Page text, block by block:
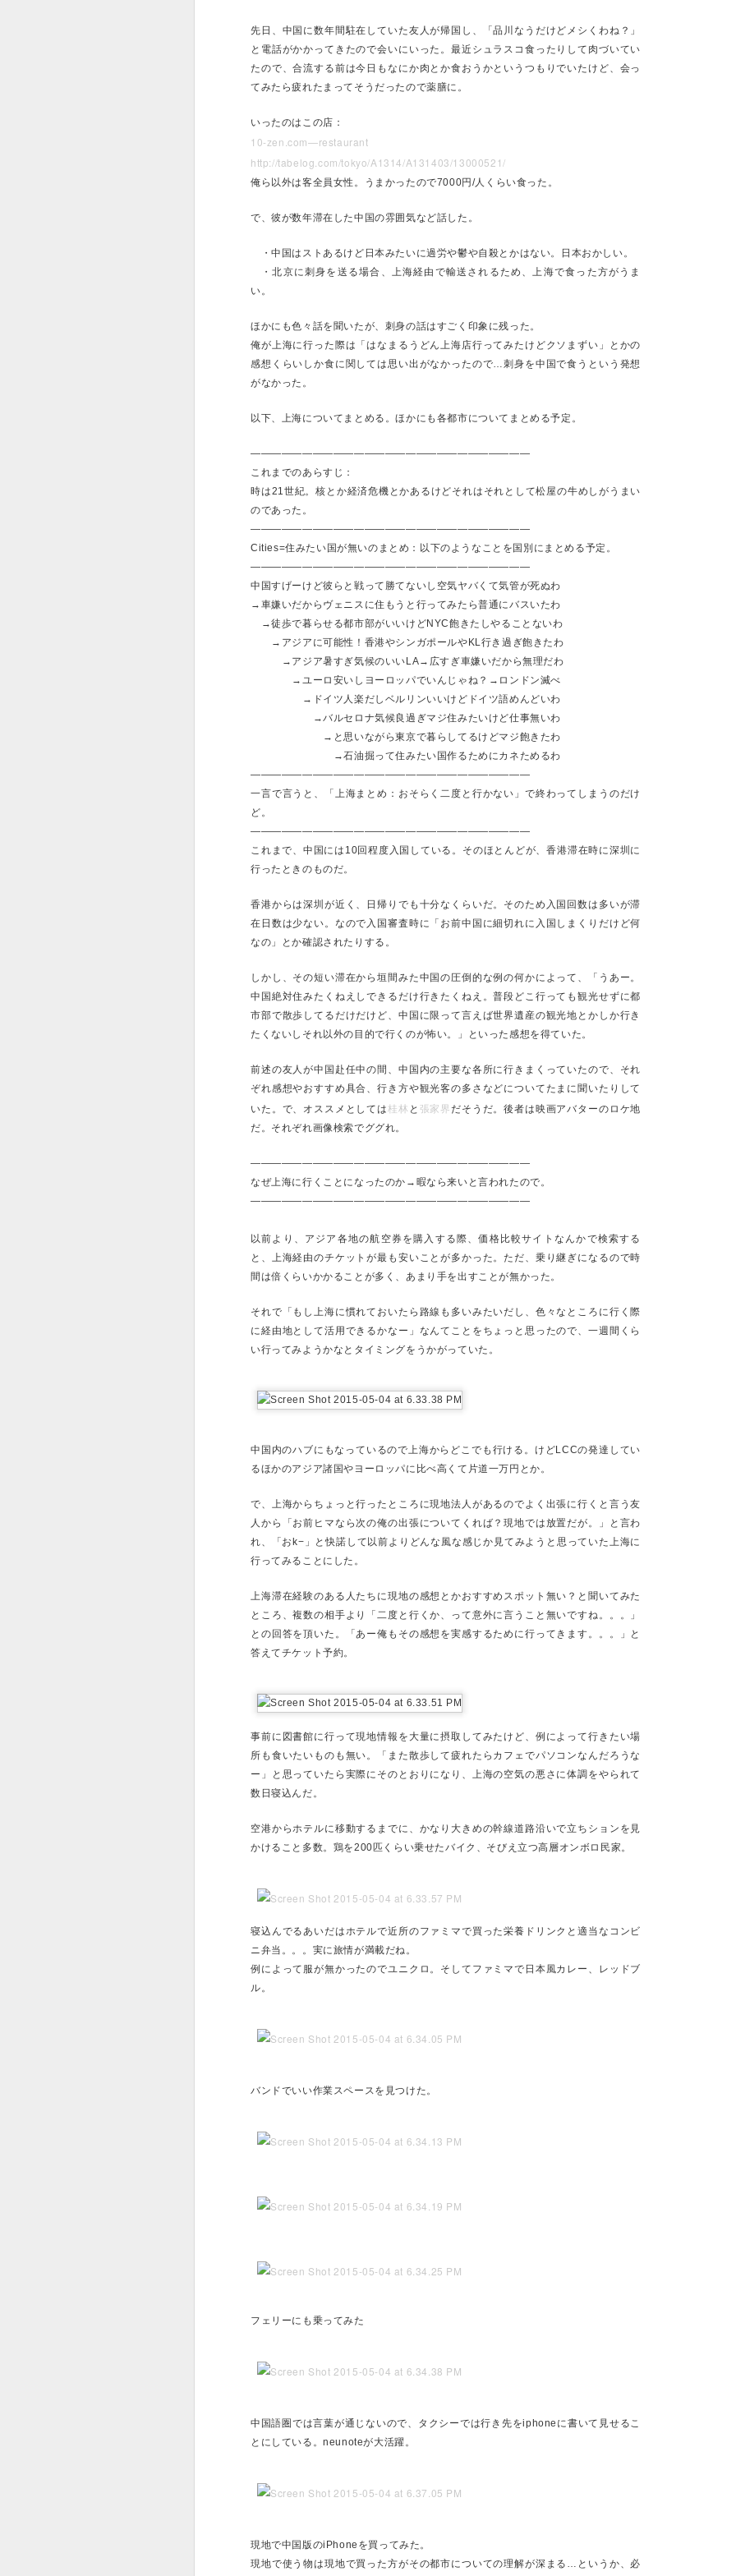
先日、中国に数年間駐在していた友人が帰国し、「品川なうだけどメシくわね？」
と電話がかかってきたので会いにいった。最近シュラスコ食ったりして肉づいてい
たので、合流する前は今日もなにか肉とか食おうかというつもりでいたけど、会っ
てみたら疲れたまってそうだったので薬膳に。
いったのはこの店：
10-zen.com—restaurant
http://tabelog.com/tokyo/A1314/A131403/13000521/
俺ら以外は客全員女性。うまかったので7000円/人くらい食った。
で、彼が数年滞在した中国の雰囲気など話した。
・中国はストあるけど日本みたいに過労や鬱や自殺とかはない。日本おかしい。
・北京に刺身を送る場合、上海経由で輸送されるため、上海で食った方がうま
い。
ほかにも色々話を聞いたが、刺身の話はすごく印象に残った。
俺が上海に行った際は「はなまるうどん上海店行ってみたけどクソまずい」とかの
感想くらいしか食に関しては思い出がなかったので…刺身を中国で食うという発想
がなかった。
以下、上海についてまとめる。ほかにも各都市についてまとめる予定。
———————————————————————————
これまでのあらすじ：
時は21世紀。核とか経済危機とかあるけどそれはそれとして松屋の牛めしがうまい
のであった。
———————————————————————————
Cities=住みたい国が無いのまとめ：以下のようなことを国別にまとめる予定。
———————————————————————————
中国すげーけど彼らと戦って勝てないし空気ヤバくて気管が死ぬわ
→車嫌いだからヴェニスに住もうと行ってみたら普通にバスいたわ
→徒歩で暮らせる都市部がいいけどNYC飽きたしやることないわ
→アジアに可能性！香港やシンガポールやKL行き過ぎ飽きたわ
→アジア暑すぎ気候のいいLA→広すぎ車嫌いだから無理だわ
→ユーロ安いしヨーロッパでいんじゃね？→ロンドン滅べ
→ドイツ人楽だしベルリンいいけどドイツ語めんどいわ
→バルセロナ気候良過ぎマジ住みたいけど仕事無いわ
→と思いながら東京で暮らしてるけどマジ飽きたわ
→石油掘って住みたい国作るためにカネためるわ
———————————————————————————
一言で言うと、「上海まとめ：おそらく二度と行かない」で終わってしまうのだけ
ど。
———————————————————————————
これまで、中国には10回程度入国している。そのほとんどが、香港滞在時に深圳に
行ったときのものだ。
香港からは深圳が近く、日帰りでも十分なくらいだ。そのため入国回数は多いが滞
在日数は少ない。なので入国審査時に「お前中国に細切れに入国しまくりだけど何
なの」とか確認されたりする。
しかし、その短い滞在から垣間みた中国の圧倒的な例の何かによって、「うあー。
中国絶対住みたくねえしできるだけ行きたくねえ。普段どこ行っても観光せずに都
市部で散歩してるだけだけど、中国に限って言えば世界遺産の観光地とかしか行き
たくないしそれ以外の目的で行くのが怖い。」といった感想を得ていた。
前述の友人が中国赴任中の間、中国内の主要な各所に行きまくっていたので、それ
ぞれ感想やおすすめ具合、行き方や観光客の多さなどについてたまに聞いたりして
いた。で、オススメとしては桂林 と 張家界だそうだ。後者は映画アバターのロケ地
だ。それぞれ画像検索でググれ。
———————————————————————————
なぜ上海に行くことになったのか→暇なら来いと言われたので。
———————————————————————————
以前より、アジア各地の航空券を購入する際、価格比較サイトなんかで検索する
と、上海経由のチケットが最も安いことが多かった。ただ、乗り継ぎになるので時
間は倍くらいかかることが多く、あまり手を出すことが無かった。
それで「もし上海に慣れておいたら路線も多いみたいだし、色々なところに行く際
に経由地として活用できるかなー」なんてことをちょっと思ったので、一週間くら
い行ってみようかなとタイミングをうかがっていた。
中国内のハブにもなっているので上海からどこでも行ける。けどLCCの発達してい
るほかのアジア諸国やヨーロッパに比べ高くて片道一万円とか。
で、上海からちょっと行ったところに現地法人があるのでよく出張に行くと言う友
人から「お前ヒマなら次の俺の出張についてくれば？現地では放置だが。」と言わ
れ、「おk−」と快諾して以前よりどんな風な感じか見てみようと思っていた上海に
行ってみることにした。
上海滞在経験のある人たちに現地の感想とかおすすめスポット無い？と聞いてみた
ところ、複数の相手より「二度と行くか、って意外に言うこと無いですね。。。」
との回答を頂いた。「あー俺もその感想を実感するために行ってきます。。。」と
答えてチケット予約。
事前に図書館に行って現地情報を大量に摂取してみたけど、例によって行きたい場
所も食いたいものも無い。「また散歩して疲れたらカフェでパソコンなんだろうな
ー」と思っていたら実際にそのとおりになり、上海の空気の悪さに体調をやられて
数日寝込んだ。
空港からホテルに移動するまでに、かなり大きめの幹線道路沿いで立ちションを見
かけること多数。鶏を200匹くらい乗せたバイク、そびえ立つ高層オンボロ民家。
寝込んでるあいだはホテルで近所のファミマで買った栄養ドリンクと適当なコンビ
ニ弁当。。。実に旅情が満載だね。
例によって服が無かったのでユニクロ。そしてファミマで日本風カレー、レッドブ
ル。
バンドでいい作業スペースを見つけた。
フェリーにも乗ってみた
中国語圏では言葉が通じないので、タクシーでは行き先をiphoneに書いて見せるこ
とにしている。neunoteが大活躍。
現地で中国版のiPhoneを買ってみた。
現地で使う物は現地で買った方がその都市についての理解が深まる…というか、必
屋を借り、帰宅するときは官公庁や国会から吐き出される人々が終電に向かって降りてくるの
ていき、黒海の裏くらいから歩いて帰宅している。自民党本部もその辺にあるので、世の中の
たりしていてもののあはれがある。
東京はほんとに飽きていて、でも円安すぎて旅行にも行かなくなってしまった。
来日してたので滞在ごとに数回一緒に飯を食ったりしていたら、たまたまニューヨーク出張が
もう自分はニューヨークを歩いたり、寒空の下野宿して公園の蟻に噛まれたりカフェ巡りをし
がない。アメリカの物価はアメリカの給与では賄え無さそうだし、 日本が安すぎるのでこのま
まいそうな気もしている。
それでもなんとか香港、シンガポール、マレーシア入ったけど、昔会った友達と飯を食ったり
しに行ったり、新規性がない滞在に毎回なっている。
都心での暮らしも、大学生の頃と特に変わらない。食事の単価が上がった（世の中の通貨的な
因があるが）だけで、都会暮らしにまったく新規性がない。
チナカード数枚が入っており、どこに行って何をして際限なくダラダラしていることもできる。
ック性の不要なものに囲まれた生活になっている。ミニマリストっぽい暮らしをしながら旅行
は考えられないことだ。
Posted22nd November 2025
お前の人生 A star wars story / 愛は有限 / 私は服を折って 希望の
ましょう
というわけで経営学科で社会人学生として授業を受けているわけだけど、いくつかの授業でレ
来て「よかったです！」飲み会で「共感しました！」とポジティブな感想ばかりもらった。
これは間違いなく、ブログや短文SNSで無限に一生文字を書いているので、一般の方と混ざっ
ろポエムパワーの戦闘力が比べ物にならなくて、目立つし「こんな面白い動物がおるでwww」
ノ最近始めた人と子供の頃から弾いている人くらいのスキル差はあるのだろう。
今週でもう年間の4分の1授業が終わっているので、「これをあと７セットやると卒業なのか」
で言われたのが「お前の人生、価値観をちゃんと反映させないと面白いものは書けないよ」み
でこういう会社で働いたからこのような知見isある」みたいなことを言うと、体育会系の「腹
リで先輩、講師陣から「自分の心からの文章をださないと、なんか事例を上げて綺麗にまとめ
か銀河の彼方のライトセーバーバトルをみたようなスペースオペラ顔になり「
away..」みたいな黄色い例の字幕が星空の中流れ始め、ダースベイダーが現れて、高評価がレ
られる。
それでまあ、みんな自分の好きなことをテーマに企業のアイデアを書いて提出したり、普段興
も限られているということに気づく。
先日、大学のバンドサークルにまた入ったのだけど、スタジオに入っていて、そのとき参加し
と同じ会社で働いてて、その同級生のハンコをもらわないと学費の補助が得られない」みたい
うなことがあって驚く。
「今なんか普通にサラリーマンやってしまってますけど、10代の頃は旅人になるか、ミュージ
かなと思っていて、会社員になれるような社会性がなかったので、自分でも驚いてます」のよ
れ合うやつだ、となったりしている。
愛は有限で、子供の頃ハマったもので将来に渡り呪いを受けた我々は、大人になってもスタジ
っ掻いたり木の棒で平面を叩いたりしていくしかない。
時間も愛も有限で、何か別の趣味で忙しくなる前に相手を見つけたり家族を持ったりしない場
を見つけようとし、何かにハマっていく。
Twitterにハマったり、何かのファンになったり、全国のラーメン店を巡ったり、自宅でコンテ
中に動画やゲームをして、時間とお金＝愛を注ぐ対象を見つけて忙しくなろうとする。
本能の中に、愛を注ぐ対象に自分のリソースを割くと幸せになるような回路が設置されていて
あったり、その他自分が幸福と感じるものに、寝てる時間以外はそれを注ぐことになる。
「ある大学でのツボの話」と近いかもしれない。最初に大きな石とか入れないと、後からは入
それを注ぎこみ、人生がそれになってしまった友人知人も多い。
学生結婚したり、二十代前半で子供を持った家庭の友人は、家族以外のことをする時間がない
た人生になり、良くも悪くも時間もお金もそこに費やすことになったようだ。
各地で出会った音楽をやっていた友人知人はまだそれをやっていて、俺がそれを続けられなく
ージに立ったり何か音源をリリースしてたり、俺の代わりに夢を叶えてその結果を見せてく
まだふらふら旅行をしていた頃、「そんなに暇なら働いてみれば？」と言われて「そうかも
ど、ジョブホッパーになることで色々楽しめた部分があった。段階的に自分の価格を釣り上げ
った。
ツイッターで知り合ったエンジニアの動きを参考に、「どこでもやれる仕事をしようかな」と
トワークになれており、世の中の制限の影響がなかったため、広告の「ビーチでパソコン開い
しをマジでやってみたりもしたけど、地球上どこでも働ける名目上の職歴と、グローバル企業
クで働いてみるかなあという気もしている。
以前は、「 ラボ畜になる予算がない。世の中が悪い」「大学院生でいる服がない、でも働くと
ているので、現在の学校も、海外在住の人がZoom授業で普通に卒業してたりしてて、時代は
る。
Posted31st May 2025bynya
おっさんはどこにいるんだろう。。。新規の余裕を持って生活しているおじさんの知り合いが
年間200万円払うとそういう友達を作る場が得られるのだ。そこで入学してみることにした。
同様に、ビジネススクールに行った人々に話を聞いて回ったのだけど、「300万払って一生の
で、そんなMBAコースに行ったうちの一人の同級生と、家が近かった時代によく飲んでいて知
テルコンシェルジュの青年ともひさしぶりにあった。
そういう各地にいる飲み友達に久しぶりにあっても、みんな変わんねえなー、でも老けたなー
何したらいいんだろうねえ」と同じ話をしている。
それと、Dropdbと数年ぶりに飯食ってきた。「私はまだWebに希望を捨ててないよ！」という
が…」「でも私はまだWebに希望を捨ててないよ！趣味のコミュニティで人が集まって楽しい
（ソフトな表現に変換） という流れだったと思う。